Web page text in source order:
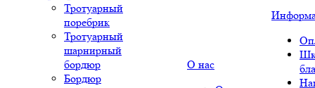
Тротуарный
поребрик
Тротуарный
шарнирный
бордюр
Бордюр
О нас